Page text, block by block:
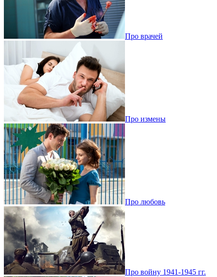
Про врачей
Про измены
Про любовь
Про войну 1941-1945 гг.